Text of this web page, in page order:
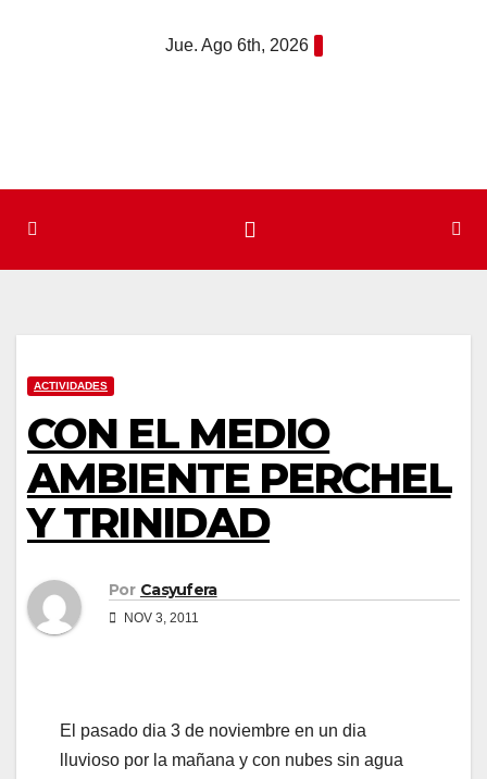
Jue. Ago 6th, 2026
ACTIVIDADES
CON EL MEDIO
AMBIENTE PERCHEL
Y TRINIDAD
Por Casyufera
NOV 3, 2011
El pasado dia 3 de noviembre en un dia
lluvioso por la mañana y con nubes sin agua